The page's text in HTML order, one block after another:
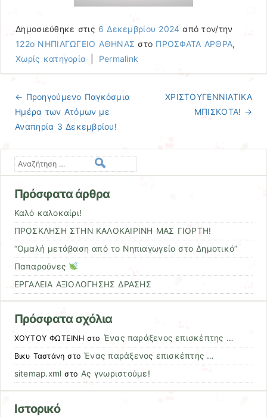
Δημοσιεύθηκε στις 6 Δεκεμβρίου 2024 από τον/την
122ο ΝΗΠΙΑΓΩΓΕΙΟ ΑΘΗΝΑΣ στο ΠΡΟΣΦΑΤΑ ΑΡΘΡΑ,
Χωρίς κατηγορία
Permalink
Πλοήγηση άρθρων
← Προηγούμενo Παγκόσμια
Ημέρα των Ατόμων με
Αναπηρία 3 Δεκεμβρίου!
ΧΡΙΣΤΟΥΓΕΝΝΙΑΤΙΚΑ
ΜΠΙΣΚΟΤΑ! →
Αναζήτηση
Πρόσφατα άρθρα
Καλό καλοκαίρι!
ΠΡΟΣΚΛΗΣΗ ΣΤΗΝ ΚΑΛΟΚΑΙΡΙΝΗ ΜΑΣ ΓΙΟΡΤΗ!
“Ομαλή μετάβαση από το Νηπιαγωγείο στο Δημοτικό”
Παπαρούνες
ΕΡΓΑΛΕΙΑ ΑΞΙΟΛΟΓΗΣΗΣ ΔΡΑΣΗΣ
Πρόσφατα σχόλια
ΧΟΥΤΟΥ ΦΩΤΕΙΝΗστο Ένας παράξενος επισκέπτης …
Βικυ Ταστάνη στοΈνας παράξενος επισκέπτης …
sitemap.xml στοΑς γνωριστούμε!
Ιστορικό